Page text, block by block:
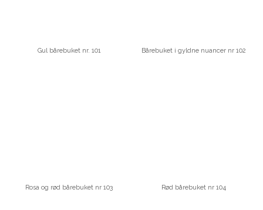
Gul bårebuket nr. 101 Bårebuket i gyldne nuancer nr 102
Rosa og rød bårebuket nr 103 Rød bårebuket nr 104